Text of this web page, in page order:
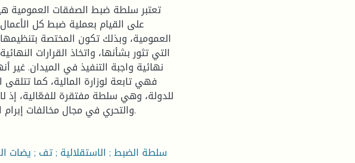
تعتبر سلطة ضبط الصفقات العمومية
على القيام بعملية ضبط كل
العمومية، وبذلك تكون المختصة
التي تثور بشأنها، واتخاذ القرارات
نهائية واجبة التنفيذ في الميدان. غير
فهي تابعة لوزارة المالية، كما تتلقى
للدولة، وهي سلطة مفتقرة للفعّالية، إذ
والتحري في مجال مخالفات إبرام الصفقات العمومية وتنظيمها وسيرها.
سلطة الضبط ; الاستقلالية ; تف ; يضات